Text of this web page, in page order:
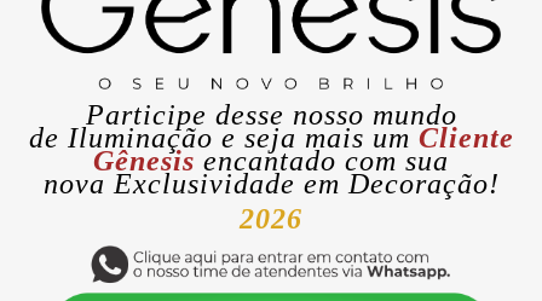
Participe desse nosso mundo
de Iluminação e seja mais um Cliente
Gênesis encantado com sua
novaExclusividade em Decoração!
2026